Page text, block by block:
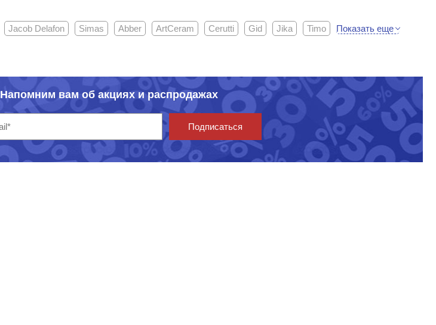
Jacob Delafon Simas Abber ArtCeram Cerutti Gid Jika Timo Показать еще
Напомним вам об акциях и распродажах
Подписаться